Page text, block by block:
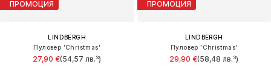
ПРОМОЦИЯ
LINDBERGH
Пуловер 'Christmas'
27,90 €(54,57 лв.³)
ПРОМОЦИЯ
LINDBERGH
Пуловер 'Christmas'
29,90 €(58,48 лв.³)